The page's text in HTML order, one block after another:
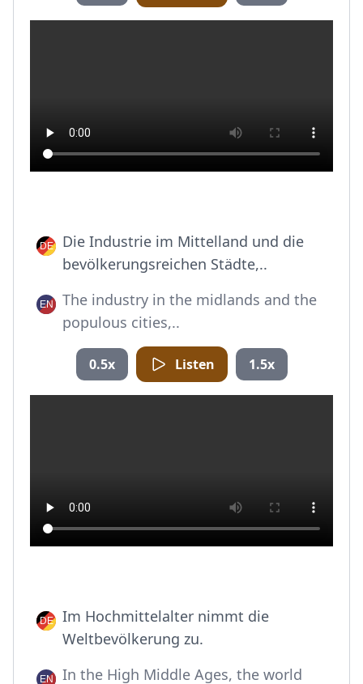
Die Industrie im Mittelland und die
bevölkerungsreichen Städte,..
The industry in the midlands and the
populous cities,..
0.5x Listen 1.5x
Im Hochmittelalter nimmt die
Weltbevölkerung zu.
In the High Middle Ages, the world